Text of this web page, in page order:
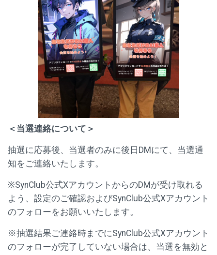
＜当選連絡について＞
抽選に応募後、当選者のみに後日DMにて、当選通
知をご連絡いたします。
※SynClub公式XアカウントからのDMが受け取れる
よう、設定のご確認およびSynClub公式Xアカウント
のフォローをお願いいたします。
※抽選結果ご連絡時までにSynClub公式Xアカウント
のフォローが完了していない場合は、当選を無効と